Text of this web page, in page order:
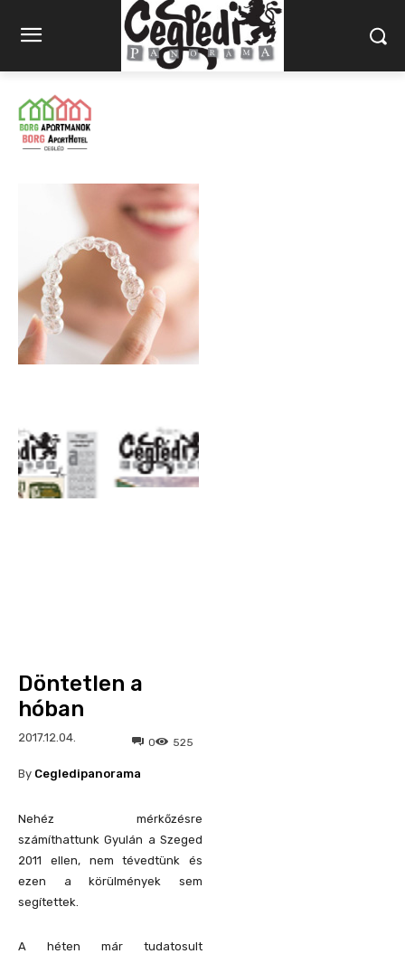
Döntetlen a
hóban
2017.12.04. 525
0
By Cegledipanorama
Nehéz mérkőzésre
számíthattunk Gyulán a Szeged
2011 ellen, nem tévedtünk és
ezen a körülmények sem
segítettek.
A héten már tudatosult